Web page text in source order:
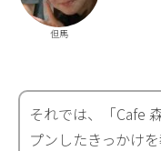
但馬
それでは、「Cafe
プンしたきっかけ